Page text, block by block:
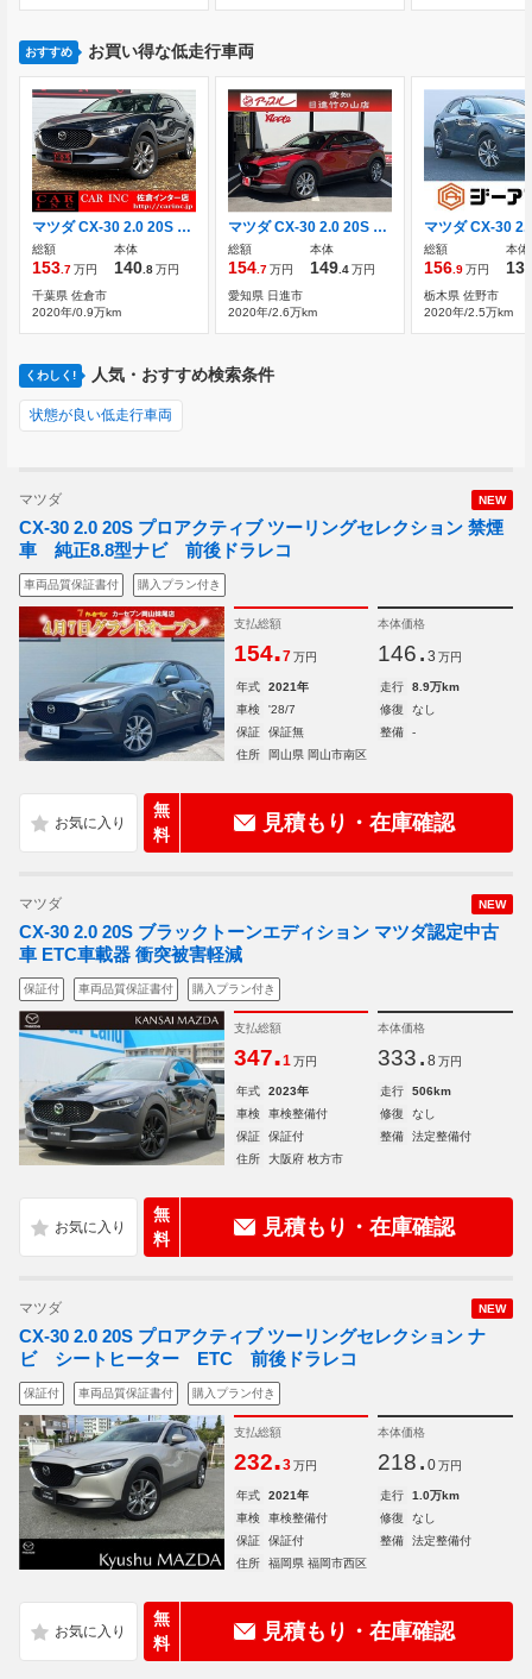
おすすめ お買い得な低走行車両
マツダ CX-30 2.0 20S プロアクティブ 純正ナビ 電動リアゲート
総額
153.7万円
本体
140.8万円
千葉県 佐倉市
2020年/0.9万km
マツダ CX-30 2.0 20S プロアクティブ ドライブレコーダー ETC バックカメラ
総額
154.7万円
本体
149.4万円
愛知県 日進市
2020年/2.6万km
総額
156.9万円
本体
栃木県 佐野市
2020年/2.5万km
くわしく! 人気・おすすめ検索条件
状態が良い低走行車両
NEW
マツダ
CX-30 2.0 20S プロアクティブ ツーリングセレクション 禁煙
車 純正8.8型ナビ 前後ドラレコ
車両品質保証書付 購入プラン付き
支払総額
154.7 万円
本体価格
146. 3 万円
年式 2021年 走行
8.9万km
車検
'28/7 修復
なし
保証
保証無 整備
-
住所
岡山県 岡山市南区
無
料
見積もり・在庫確認
NEW
マツダ
CX-30 2.0 20S ブラックトーンエディション マツダ認定中古
車 ETC車載器 衝突被害軽減
保証付 車両品質保証書付 購入プラン付き
支払総額
347.1 万円
本体価格
333. 8 万円
年式 2023年 走行
506km
車検
車検整備付 修復
なし
保証
保証付 整備
法定整備付
住所
大阪府 枚方市
無
料
見積もり・在庫確認
NEW
マツダ
CX-30 2.0 20S プロアクティブ ツーリングセレクション ナ
ビ シートヒーター ETC 前後ドラレコ
保証付 車両品質保証書付 購入プラン付き
支払総額
232.3 万円
本体価格
218. 0 万円
年式 2021年 走行
1.0万km
車検
車検整備付 修復
なし
保証
保証付 整備
法定整備付
住所
福岡県 福岡市西区
無
料
見積もり・在庫確認